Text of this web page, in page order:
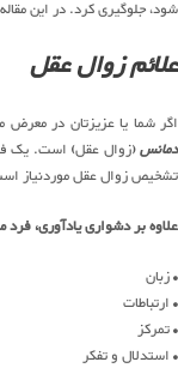
شود،‌ جلوگیری کرد. در این
علائم زوال عقل
اگر شما یا عزیزتان در معرض
دمانس(زوال عقل) است. یک
تشخیص زوال عقل موردنیاز
علاوه بر دشواری یادآوری،
• زبان
• ارتباطات
• تمرکز
• استدلال و تفکر